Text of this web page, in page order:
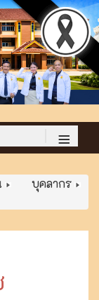
≡
บุคลากร